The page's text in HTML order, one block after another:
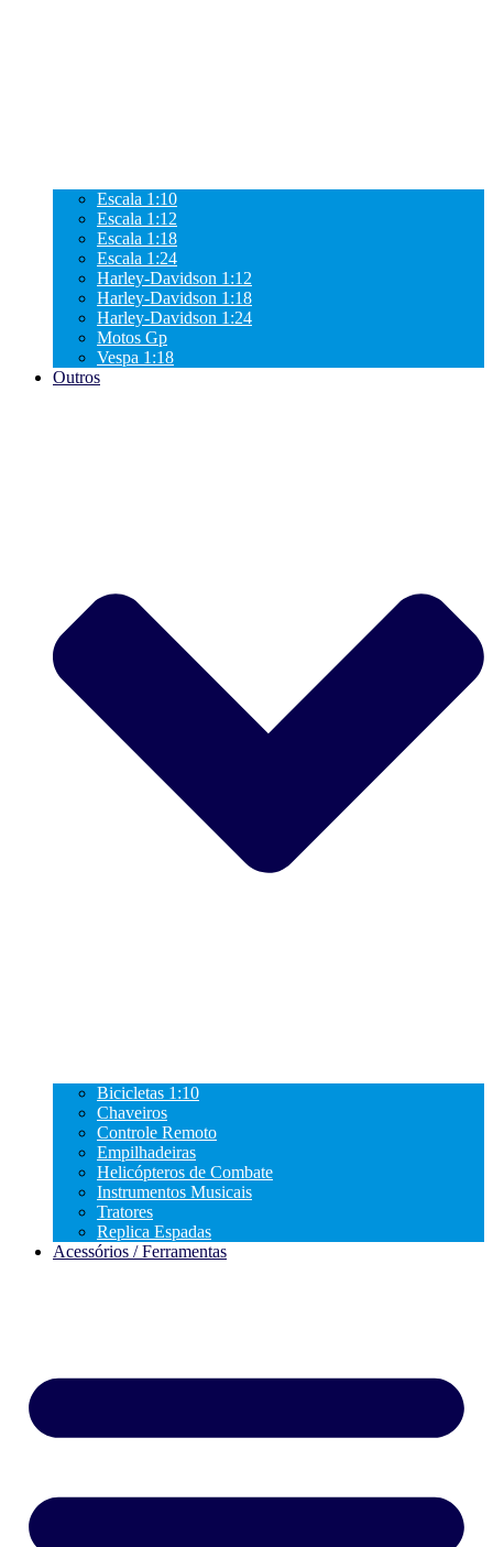
Escala 1:10
Escala 1:12
Escala 1:18
Escala 1:24
Harley-Davidson 1:12
Harley-Davidson 1:18
Harley-Davidson 1:24
Motos Gp
Vespa 1:18
Outros
Bicicletas 1:10
Chaveiros
Controle Remoto
Empilhadeiras
Helicópteros de Combate
Instrumentos Musicais
Tratores
Replica Espadas
Acessórios / Ferramentas